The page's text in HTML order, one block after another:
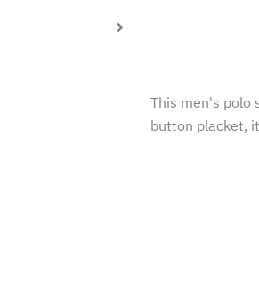
This men's polo
button placket,